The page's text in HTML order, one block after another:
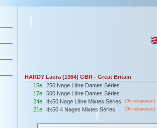
HARDY Laura (1984) GBR - Great Britain
15e
250 Nage Libre Dames Séries
17e
500 Nage Libre Dames Séries
24e
4x50 Nage Libre Mixtes Séries [3e relayeuse]
21e 4x50 4 Nages Mixtes Séries [3e relayeuse]